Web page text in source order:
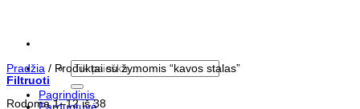
Ieškoti:
Pagrindinis
Pradžia / Produktai su žymomis “kavos stalas”
Filtruoti
Rodoma 1–12 iš 38